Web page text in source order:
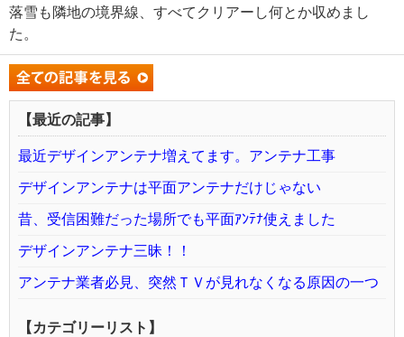
落雪も隣地の境界線、すべてクリアーし何とか収めまし
た。
【最近の記事】
最近デザインアンテナ増えてます。アンテナ工事
デザインアンテナは平面アンテナだけじゃない
昔、受信困難だった場所でも平面ｱﾝﾃﾅ使えました
デザインアンテナ三昧！！
アンテナ業者必見、突然ＴＶが見れなくなる原因の一つ
【カテゴリーリスト】